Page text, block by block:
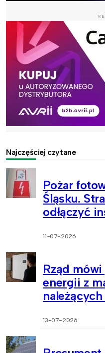
Najczęściej czytane
Pożar
Śląsku.
odłączyć
11-07-2026
Rząd
energii z
13-07-2026